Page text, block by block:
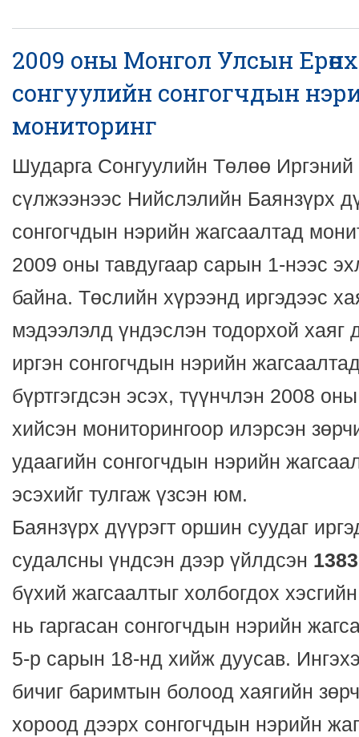
2009 оны Монгол Улсын
сонгуулийн сонгогчдын
мониторинг
Шударга Сонгуулийн Төлөө
сүлжээнээс Нийслэлийн Баянзүрх
сонгогчдын нэрийн жагсаалтад
2009 оны тавдугаар сарын 1-нээс
байна. Төслийн хүрээнд иргэдээс
мэдээлэлд үндэслэн тодорхой хаяг
иргэн сонгогчдын нэрийн
бүртгэгдсэн эсэх, түүнчлэн 2008
хийсэн мониторингоор илэрсэн
удаагийн сонгогчдын нэрийн
эсэхийг тулгаж үзсэн юм.
Баянзүрх дүүрэгт оршин суудаг
судалсны үндсэн дээр үйлдсэн
бүхий жагсаалтыг холбогдох
нь гаргасан сонгогчдын нэрийн
5-р сарын 18-нд хийж дуусав.
бичиг баримтын болоод хаягийн
хороод дээрх сонгогчдын нэрийн